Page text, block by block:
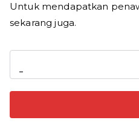
Untuk mendapatkan
sekarang juga.
-
Harga
Bore